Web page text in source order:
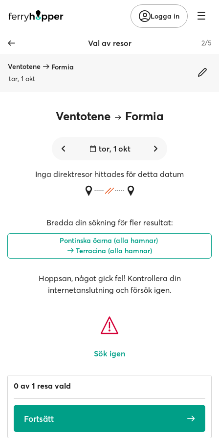
Logga in
Val av resor 2/5
Ventotene
Formia
tor, 1 okt
Ventotene Formia
tor, 1 okt
Inga direktresor hittades för detta datum
Bredda din sökning för fler resultat:
Pontinska öarna (alla hamnar)
Terracina (alla hamnar)
Hoppsan, något gick fel! Kontrollera din
internetanslutning och försök igen.
Sök igen
0 av 1 resa vald
Fortsätt